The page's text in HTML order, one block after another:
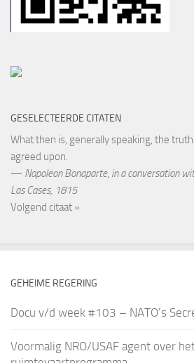
GESELECTEERDE CITATEN
What then is, generally speaking, the
agreed upon.
— Napoleon Bonaparte, in a conversation
Las Cases, 1815
Volgend citaat »
GEHEIME REGERING
Docu v/d week #103 – NATO’s
Voormalig NRO/USAF agent over